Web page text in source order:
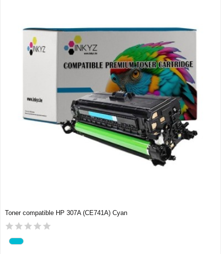
Toner compatible HP 307A (CE741A) Cyan